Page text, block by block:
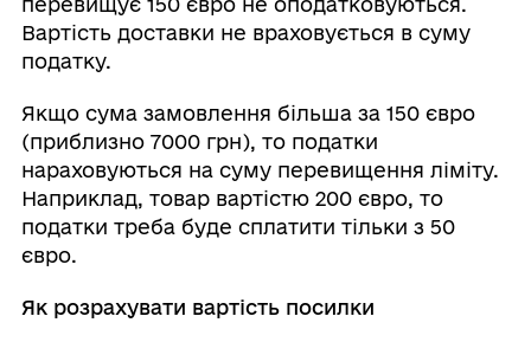
Вартість доставки не враховується в суму
податку.
Якщо сума замовлення більша за 150 євро
(приблизно 7000 грн), то податки
нараховуються на суму перевищення ліміту.
Наприклад, товар вартістю 200 євро, то
податки треба буде сплатити тільки з 50
євро.
Як розрахувати вартість посилки